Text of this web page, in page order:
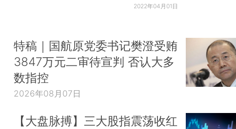
2022年04月01日
特稿｜国航原党委书记樊澄受贿
3847万元二审待宣判 否认大多
数指控
2026年08月07日
【大盘脉搏】三大股指震荡收红